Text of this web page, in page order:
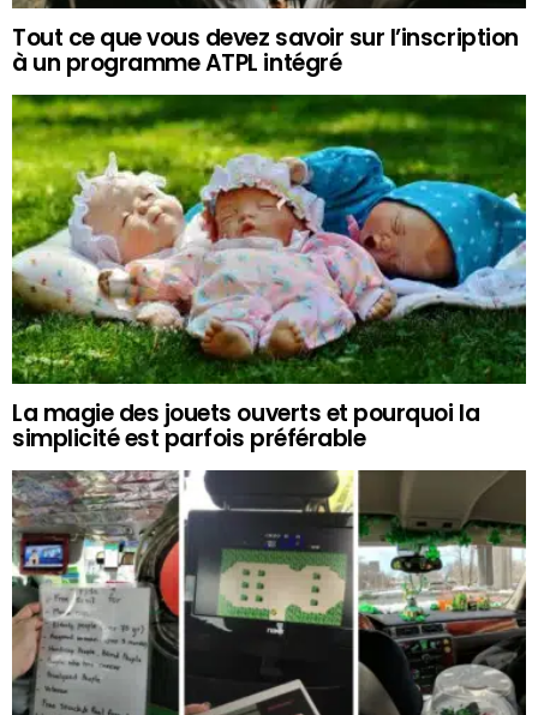
Tout ce que vous devez savoir sur l’inscription
à un programme ATPL intégré
La magie des jouets ouverts et pourquoi la
simplicité est parfois préférable